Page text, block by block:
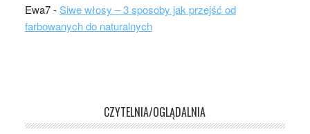
Ewa7-Siwe włosy – 3 sposoby jak przejść od
farbowanych do naturalnych
CZYTELNIA/OGLĄDALNIA